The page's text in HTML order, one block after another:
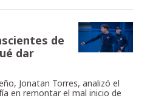
de
dar
Jonatan Torres, analizó el
en remontar el mal inicio de